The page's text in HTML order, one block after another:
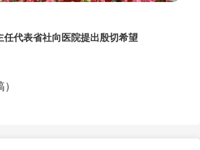
任代表省社向医院提出殷切希望